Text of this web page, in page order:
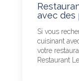
avec des
Si vous
cuisinant
votre
Restaurant